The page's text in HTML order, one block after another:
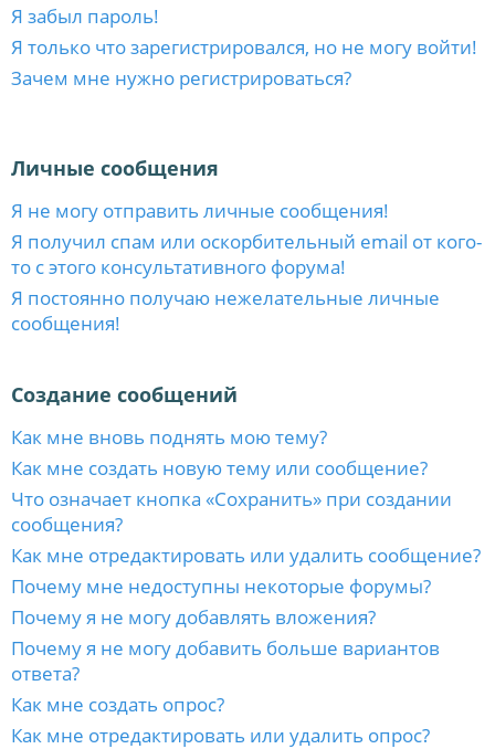
Я забыл пароль!
Я только что зарегистрировался, но не могу войти!
Зачем мне нужно регистрироваться?
Личные сообщения
Я не могу отправить личные сообщения!
Я получил спам или оскорбительный email от кого-
то с этого консультативного форума!
Я постоянно получаю нежелательные личные
сообщения!
Создание сообщений
Как мне вновь поднять мою тему?
Как мне создать новую тему или сообщение?
Что означает кнопка «Сохранить» при создании
сообщения?
Как мне отредактировать или удалить сообщение?
Почему мне недоступны некоторые форумы?
Почему я не могу добавлять вложения?
Почему я не могу добавить больше вариантов
ответа?
Как мне создать опрос?
Как мне отредактировать или удалить опрос?